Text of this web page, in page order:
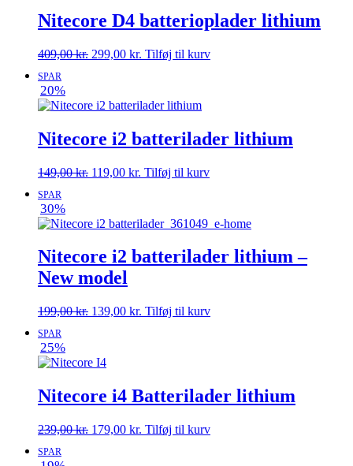
Nitecore D4 batterioplader lithium
409,00kr. Den
409,00 kr..
299,00 kr. Den
299,00 kr..
Tilføj til kurv
SPAR
20%
Nitecore i2 batterilader lithium
149,00kr. Den
149,00 kr..
119,00 kr. Den
119,00 kr..
Tilføj til kurv
SPAR
30%
Nitecore i2 batterilader lithium –
New model
199,00kr. Den
199,00 kr..
139,00 kr. Den
Tilføj til kurv
SPAR
25%
Nitecore i4 Batterilader lithium
239,00kr. Den
179,00 kr. Den
Tilføj til kurv
SPAR